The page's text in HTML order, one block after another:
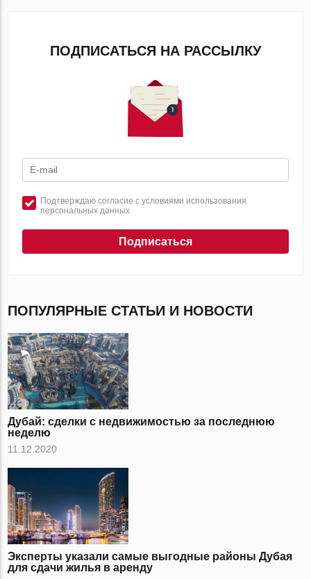
ПОДПИСАТЬСЯ НА РАССЫЛКУ
Подтверждаю согласие с условиями использования
персональных данных
Подписаться
ПОПУЛЯРНЫЕ СТАТЬИ И НОВОСТИ
Дубай: сделки с недвижимостью за последнюю
неделю
11.12.2020
Эксперты указали самые выгодные районы Дубая
для сдачи жилья в аренду